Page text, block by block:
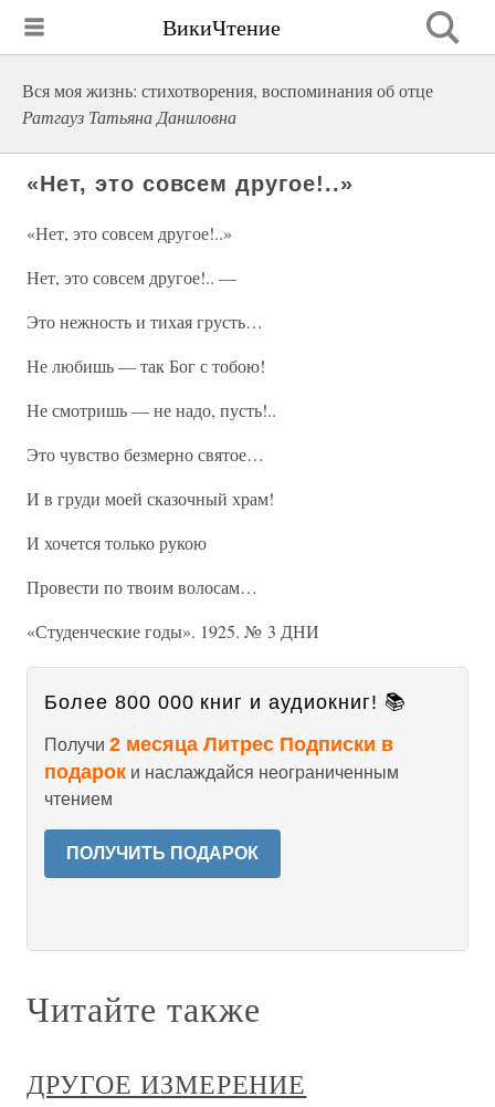
ВикиЧтение
Вся моя жизнь: стихотворения, воспоминания об отце
Ратгауз Татьяна Даниловна
«Нет, это совсем другое!..»
«Нет, это совсем другое!..»
Нет, это совсем другое!.. —
Это нежность и тихая грусть…
Не любишь — так Бог с тобою!
Не смотришь — не надо, пусть!..
Это чувство безмерно святое…
И в груди моей сказочный храм!
И хочется только рукою
Провести по твоим волосам…
«Студенческие годы». 1925. № 3 ДНИ
Более 800 000 книг и аудиокниг! 📚
Получи 2 месяца Литрес Подписки в
подарок и наслаждайся неограниченным
чтением
ПОЛУЧИТЬ ПОДАРОК
Читайте также
ДРУГОЕ ИЗМЕРЕНИЕ